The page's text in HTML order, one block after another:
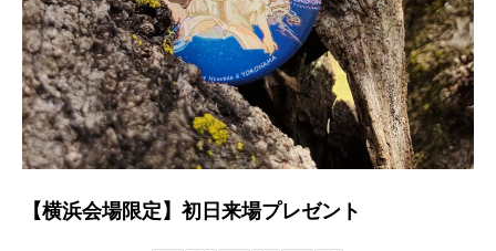
【横浜会場限定】初日来場プレゼント